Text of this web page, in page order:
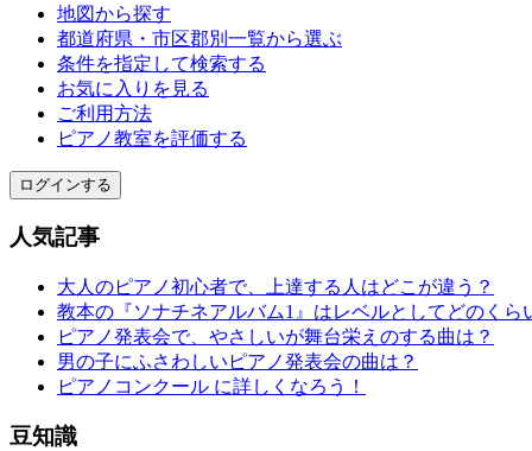
地図から探す
都道府県・市区郡別一覧から選ぶ
条件を指定して検索する
お気に入りを見る
ご利用方法
ピアノ教室を評価する
ログインする
人気記事
大人のピアノ初心者で、上達する人はどこが違う？
教本の『ソナチネアルバム1』はレベルとしてどのくら
ピアノ発表会で、やさしいが舞台栄えのする曲は？
男の子にふさわしいピアノ発表会の曲は？
ピアノコンクール に詳しくなろう！
豆知識